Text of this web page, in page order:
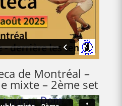
de Montréal –
mixte – 2ème set